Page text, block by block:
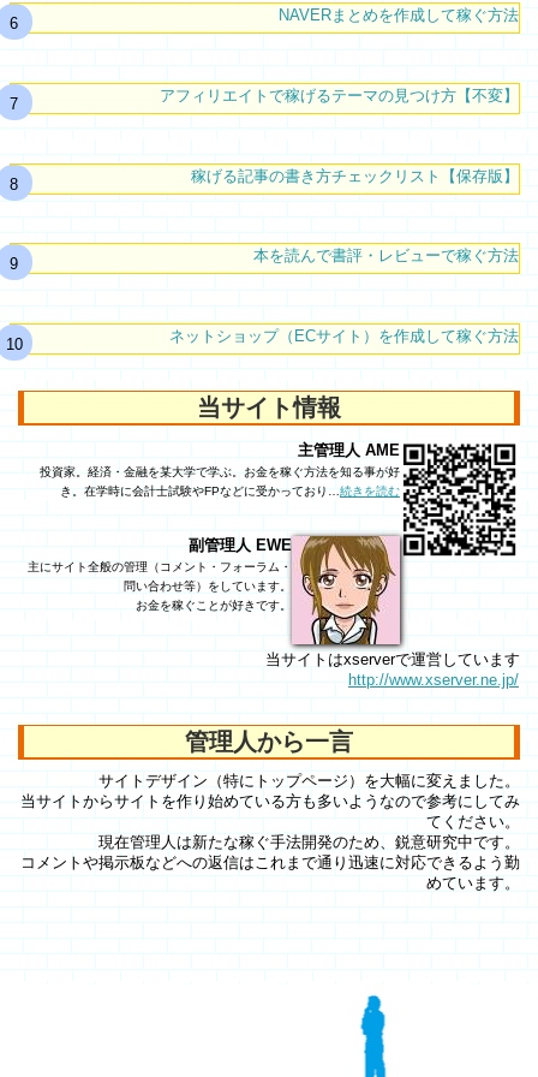
NAVERまとめを作成して稼ぐ方法
アフィリエイトで稼げるテーマの見つけ方【不変】
稼げる記事の書き方チェックリスト【保存版】
本を読んで書評・レビューで稼ぐ方法
ネットショップ（ECサイト）を作成して稼ぐ方法
当サイト情報
主管理人 AME
投資家。経済・金融を某大学で学ぶ。お金を稼ぐ方法を知る事が好
き。在学時に会計士試験やFPなどに受かっており…続きを読む
副管理人 EWE
主にサイト全般の管理（コメント・フォーラム・
問い合わせ等）をしています。
お金を稼ぐことが好きです。
当サイトはxserverで運営しています
http://www.xserver.ne.jp/
管理人から一言
サイトデザイン（特にトップページ）を大幅に変えました。
当サイトからサイトを作り始めている方も多いようなので参考にしてみ
てください。
現在管理人は新たな稼ぐ手法開発のため、鋭意研究中です。
コメントや掲示板などへの返信はこれまで通り迅速に対応できるよう勤
めています。